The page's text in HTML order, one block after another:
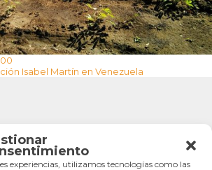
experiencias, utilizamos tecnologías como las
Isabel Martín en Venezuela